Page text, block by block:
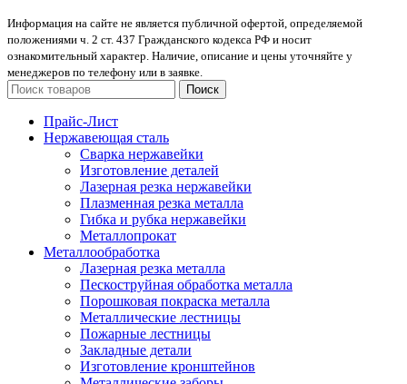
Информация на сайте не является публичной офертой, определяемой
положениями ч. 2 ст. 437 Гражданского кодекса РФ и носит
ознакомительный характер. Наличие, описание и цены уточняйте у
менеджеров по телефону или в заявке.
Поиск
Прайс-Лист
Нержавеющая сталь
Сварка нержавейки
Изготовление деталей
Лазерная резка нержавейки
Плазменная резка металла
Гибка и рубка нержавейки
Металлопрокат
Металлообработка
Лазерная резка металла
Пескоструйная обработка металла
Порошковая покраска металла
Металлические лестницы
Пожарные лестницы
Закладные детали
Изготовление кронштейнов